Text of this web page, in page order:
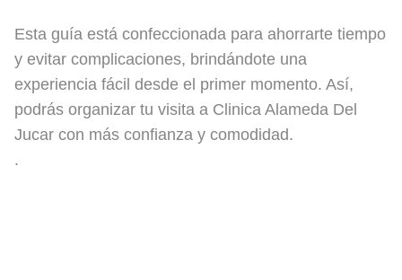
Esta guía está confeccionada para ahorrarte tiempo
y evitar complicaciones, brindándote una
experiencia fácil desde el primer momento. Así,
podrás organizar tu visita a Clinica Alameda Del
Jucar con más confianza y comodidad.
.